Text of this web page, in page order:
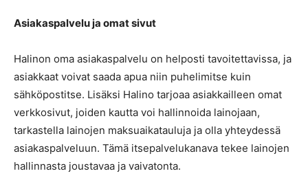
Asiakaspalvelu ja omat sivut
Halinon oma asiakaspalvelu on helposti tavoitettavissa, ja
asiakkaat voivat saada apua niin puhelimitse kuin
sähköpostitse. Lisäksi Halino tarjoaa asiakkailleen omat
verkkosivut, joiden kautta voi hallinnoida lainojaan,
tarkastella lainojen maksuaikatauluja ja olla yhteydessä
asiakaspalveluun. Tämä itsepalvelukanava tekee lainojen
hallinnasta joustavaa ja vaivatonta.